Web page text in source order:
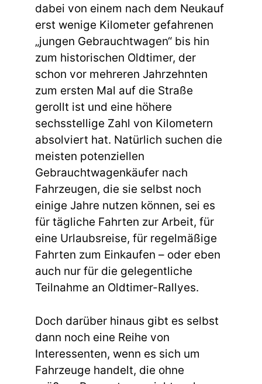
dabei von einem nach dem Neukauf
erst wenige Kilometer gefahrenen
„jungen Gebrauchtwagen“ bis hin
zum historischen Oldtimer, der
schon vor mehreren Jahrzehnten
zum ersten Mal auf die Straße
gerollt ist und eine höhere
sechsstellige Zahl von Kilometern
absolviert hat. Natürlich suchen die
meisten potenziellen
Gebrauchtwagenkäufer nach
Fahrzeugen, die sie selbst noch
einige Jahre nutzen können, sei es
für tägliche Fahrten zur Arbeit, für
eine Urlaubsreise, für regelmäßige
Fahrten zum Einkaufen – oder eben
auch nur für die gelegentliche
Teilnahme an Oldtimer-Rallyes.
Doch darüber hinaus gibt es selbst
dann noch eine Reihe von
Interessenten, wenn es sich um
Fahrzeuge handelt, die ohne